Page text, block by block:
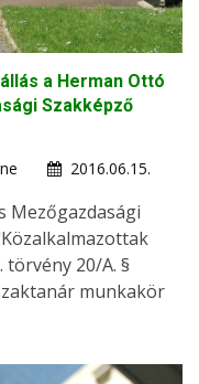
a Herman Ottó
Szakképző
2016.06.15.
Mezőgazdasági
törvény 20/A. §
munkakör